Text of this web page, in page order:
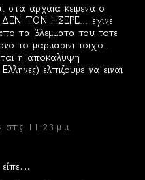
στα αρχαια κειμενα ο
ΔΕΝ ΤΟΝ ΗΞΕΡΕ... εγινε
τα βλεμματα του τοτε
το μαρμαρινι τοιχιο..
η αποκαλυψη
ελπιζουμε να ειναι
11:23 μ.μ.